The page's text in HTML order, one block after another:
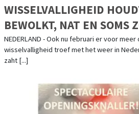
WISSELVALLIGHEID
BEWOLKT, NAT EN SOMS
NEDERLAND - Ook nu februari er voor
wisselvalligheid troef met het weer in
zaht [...]